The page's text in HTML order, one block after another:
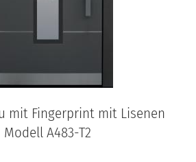
mit Fingerprint mit Lisenen
Modell A483-T2